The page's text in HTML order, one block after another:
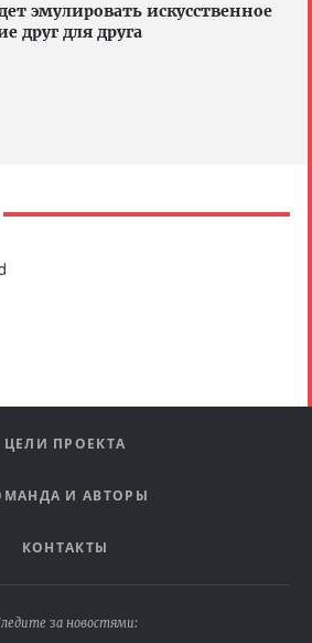
эмулировать искусственное
друг для друга
ЦЕЛИ ПРОЕКТА
И АВТОРЫ
КОНТАКТЫ
за новостями: